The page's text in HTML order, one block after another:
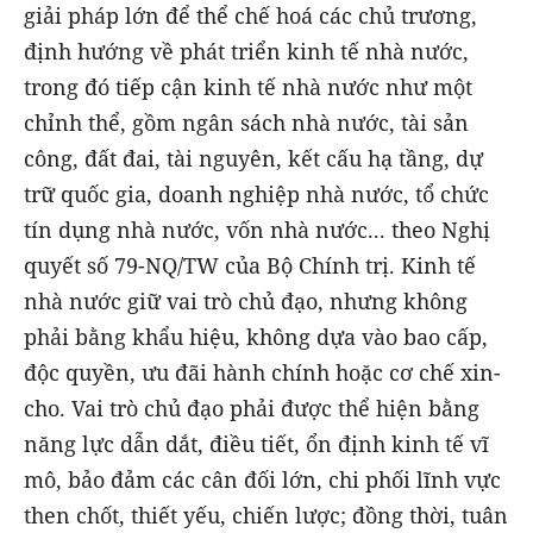
giải pháp lớn để thể chế hoá các chủ trương,
định hướng về phát triển kinh tế nhà nước,
trong đó tiếp cận kinh tế nhà nước như một
chỉnh thể, gồm ngân sách nhà nước, tài sản
công, đất đai, tài nguyên, kết cấu hạ tầng, dự
trữ quốc gia, doanh nghiệp nhà nước, tổ chức
tín dụng nhà nước, vốn nhà nước... theo Nghị
quyết số 79-NQ/TW của Bộ Chính trị. Kinh tế
nhà nước giữ vai trò chủ đạo, nhưng không
phải bằng khẩu hiệu, không dựa vào bao cấp,
độc quyền, ưu đãi hành chính hoặc cơ chế xin-
cho. Vai trò chủ đạo phải được thể hiện bằng
năng lực dẫn dắt, điều tiết, ổn định kinh tế vĩ
mô, bảo đảm các cân đối lớn, chi phối lĩnh vực
then chốt, thiết yếu, chiến lược; đồng thời, tuân